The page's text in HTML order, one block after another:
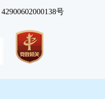
42900602000138号